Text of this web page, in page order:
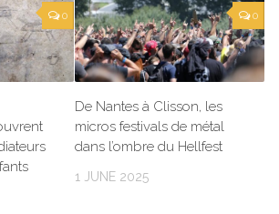
0 0
De Nantes à Clisson, les
micros festivals de métal
dans l’ombre du Hellfest
1 JUNE 2025